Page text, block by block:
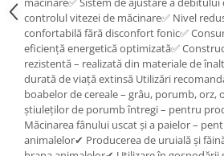
Corturi, Prelate si plase de
umbrire
Lopeti zapada
Zdrobitoare si teascuri
Teascuri
Zdrobitoare electrice
controlul vitezei de măcinare✅ Nivel
confortabilă fără disconfort fonic✅
eficiență energetică optimizată✅
rezistentă – realizată din materiale de
durată de viață extinsă Utilizări
boabelor de cereale – grâu, porumb, orz,
știuleților de porumb întregi – pentru
Măcinarea fânului uscat și a paielor –
animalelor✔ Producerea de uruială și